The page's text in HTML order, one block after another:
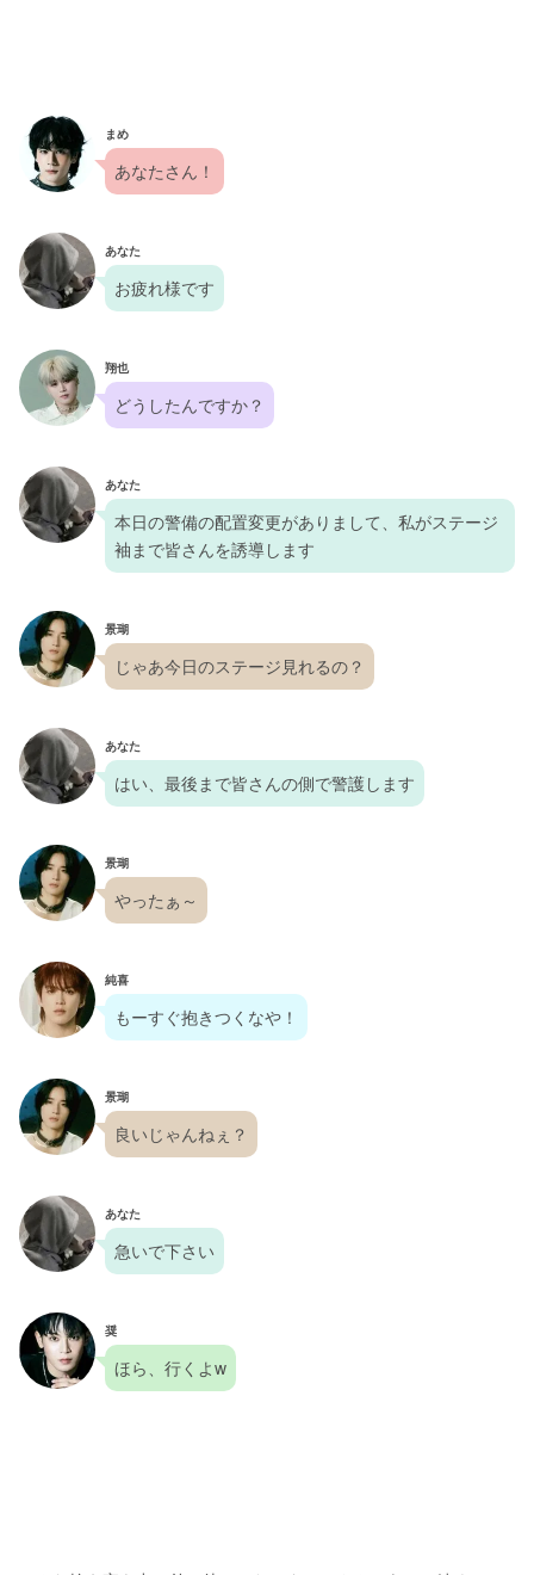
まめ
あなたさん！
あなた
お疲れ様です
翔也
どうしたんですか？
あなた
本日の警備の配置変更がありまして、私がステージ
袖まで皆さんを誘導します
景瑚
じゃあ今日のステージ見れるの？
あなた
はい、最後まで皆さんの側で警護します
景瑚
やったぁ～
純喜
もーすぐ抱きつくなや！
景瑚
良いじゃんねぇ？
あなた
急いで下さい
奨
ほら、行くよw